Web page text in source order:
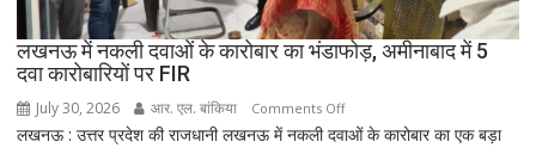
उत्तराखंड
स्वास्थ्य
तैयार
लखनऊ में नकली दवाओं के कारोबार का भंडाफोड़, अमीनाबाद में 5
दवा कारोबारियों पर FIR
July 30, 2026 आर. एल. बांकिया Comments Offon
लखनऊ
लखनऊ : उत्तर प्रदेश की राजधानी लखनऊ में नकली दवाओं के कारोबार का एक बड़ा